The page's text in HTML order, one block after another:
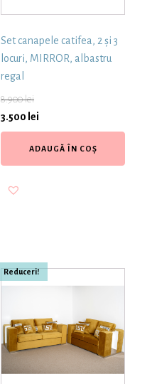
Set canapele catifea, 2 și 3
locuri, MIRROR, albastru
regal
8.900lei
3.500 lei
ADAUGĂ ÎN COȘ
Reduceri!